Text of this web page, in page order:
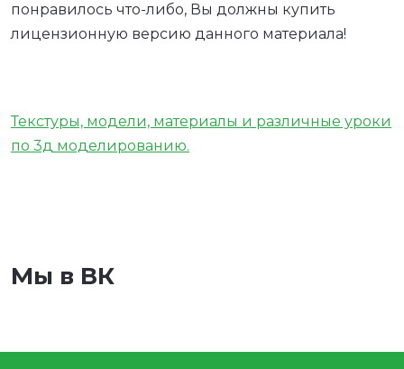
понравилось что-либо, Вы должны купить
лицензионную версию данного материала!
Текстуры, модели, материалы и различные уроки
по 3д моделированию.
Мы в ВК